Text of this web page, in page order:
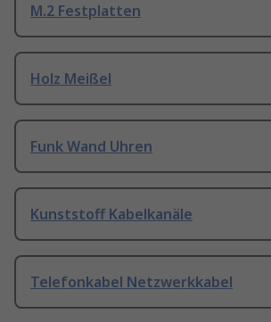
M.2 Festplatten
Holz Meißel
Funk Wand Uhren
Kunststoff Kabelkanäle
Telefonkabel Netzwerkkabel